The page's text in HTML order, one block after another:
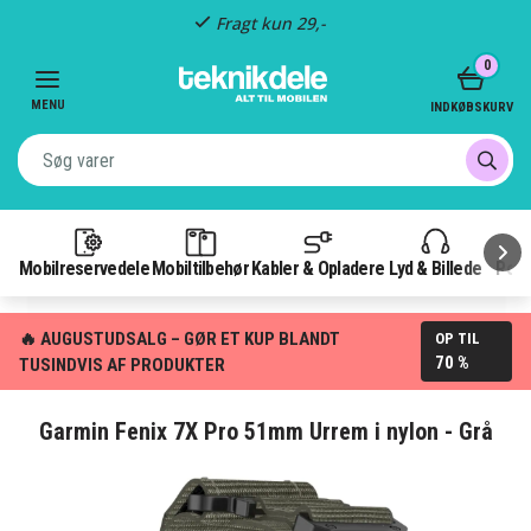
Fragt kun 29,-
MENU
Mobilreservedele Mobiltilbehør Kabler & Opladere Lyd & Billede
0
INDKØBSKURV
🔥 AUGUSTUDSALG – GØR ET KUP BLANDT
TUSINDVIS AF PRODUKTER
OP TIL
70 %
Garmin Fenix 7X Pro 51mm Urrem i nylon - Grå